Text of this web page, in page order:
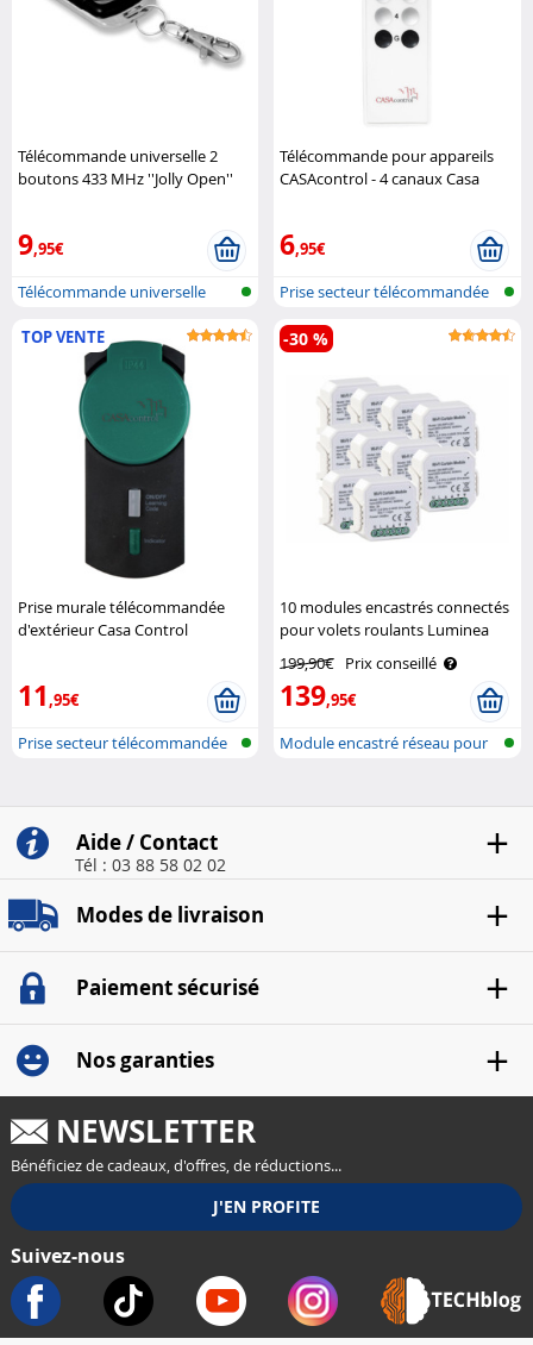
Télécommande universelle 2
boutons 433 MHz ''Jolly Open''
9,95€
Télécommande universelle
Télécommande pour appareils
CASAcontrol - 4 canaux Casa
6,95€
Prise secteur télécommandée
pour l'..
TOP VENTE
Prise murale télécommandée
d'extérieur Casa Control
11,95€
Prise secteur télécommandée
10 modules encastrés connectés
pour volets roulants Luminea
199,90€ Prix conseillé
139,95€
-30 %
Module encastré réseau pour
Aide / Contact
Tél : 03 88 58 02 02
Modes de livraison
Paiement sécurisé
Nos garanties
NEWSLETTER
Bénéficiez de cadeaux, d'offres, de réductions...
Suivez-nous